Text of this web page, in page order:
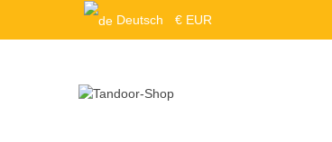
Deutsch € EUR